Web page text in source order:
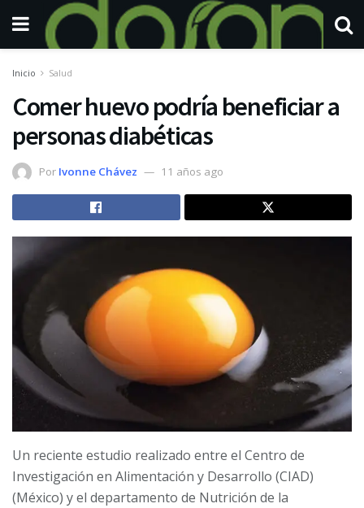
Inicio Salud
Comer huevo podría beneficiar a
personas diabéticas
Por Ivonne Chávez 11 años ago
Un reciente estudio realizado entre el Centro de
Investigación en Alimentación y Desarrollo (CIAD)
(México) y el departamento de Nutrición de la